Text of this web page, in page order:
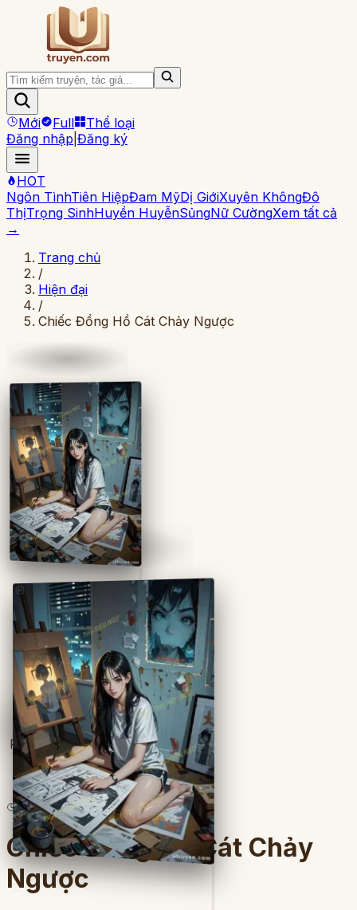
Mới Full
Thể loại
Đăng nhập Đăng ký
HOT
Ngôn TìnhTiên HiệpĐam MỹDị GiớiXuyên KhôngĐô
ThịTrọng SinhHuyền HuyễnSủngNữ CườngXem tất cả
→
Trang chủ
/
Hiện đại
/
Chiếc Đồng Hồ Cát Chảy Ngược
Full
6lượt đọc· 8chương
Chiếc Đồng Hồ Cát Chảy
Ngược